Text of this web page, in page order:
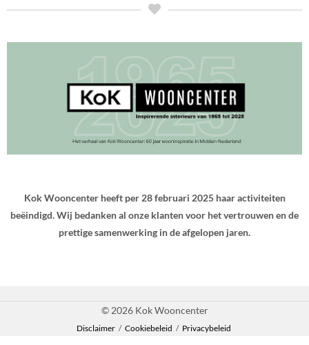
Kok Wooncenter heeft per 28 februari 2025 haar activiteiten
beëindigd. Wij bedanken al onze klanten voor het vertrouwen en de
prettige samenwerking in de afgelopen jaren.
© 2026 Kok Wooncenter
Disclaimer / Cookiebeleid / Privacybeleid